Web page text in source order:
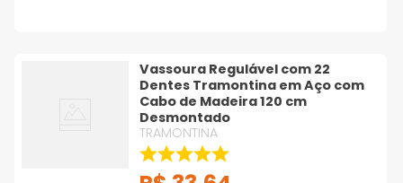
Vassoura Regulável com 22
Dentes Tramontina em Aço com
Cabo de Madeira 120 cm
Desmontado
TRAMONTINA